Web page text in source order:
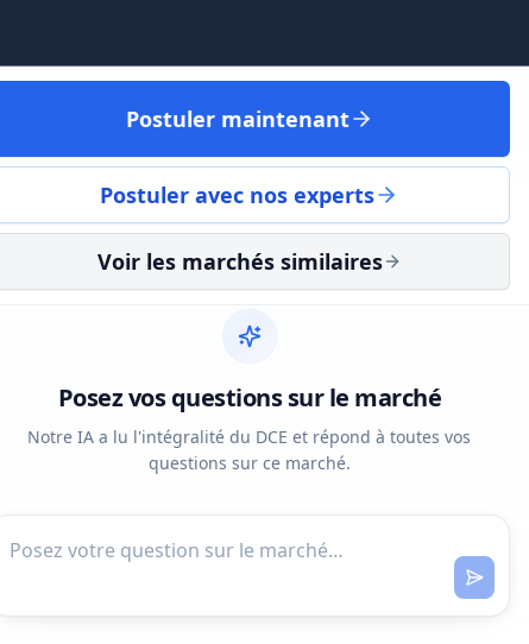
Postuler maintenant
Postuler avec nos experts
Voir les marchés similaires
Posez vos questions sur le marché
Notre IA a lu l'intégralité du DCE et répond à toutes vos
questions sur ce marché.